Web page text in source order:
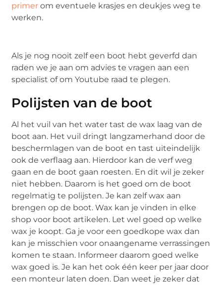
primer om eventuele krasjes en deukjes weg te
werken.
Als je nog nooit zelf een boot hebt geverfd dan
raden we je aan om advies te vragen aan een
specialist of om Youtube raad te plegen.
Polijsten van de boot
Al het vuil van het water tast de wax laag van de
boot aan. Het vuil dringt langzamerhand door de
beschermlagen van de boot en tast uiteindelijk
ook de verflaag aan. Hierdoor kan de verf weg
gaan en de boot gaan roesten. En dit wil je zeker
niet hebben. Daarom is het goed om de boot
regelmatig te polijsten. Je kan zelf wax aan
brengen op de boot. Wax kan je vinden in elke
shop voor boot artikelen. Let wel goed op welke
wax je koopt. Ga je voor een goedkope wax dan
kan je misschien voor onaangename verrassingen
komen te staan. Informeer daarom goed welke
wax goed is. Je kan het ook één keer per jaar door
een monteur laten doen. Dan weet je zeker dat